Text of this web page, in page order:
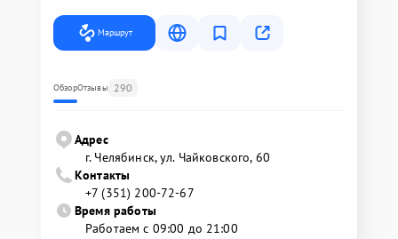
Маршрут
ОбзорОтзывы 290
Адрес
г. Челябинск, ул. Чайковского, 60
Контакты
+7 (351) 200-72-67
Время работы
Работаем с 09:00 до 21:00